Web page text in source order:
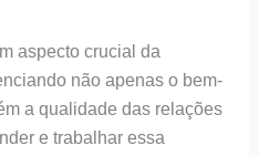
aspecto crucial da
não apenas o bem-
a qualidade das relações
e trabalhar essa